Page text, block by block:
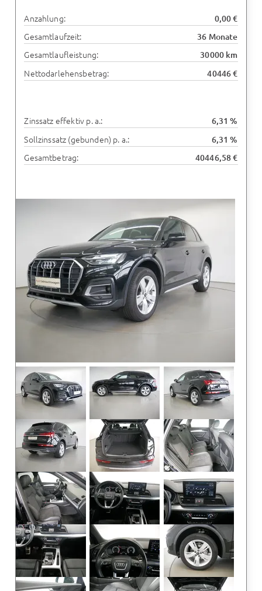
Anzahlung: 0,00 €
Gesamtlaufzeit: 36 Monate
Gesamtlaufleistung: 30000 km
Nettodarlehensbetrag: 40446 €
Zinssatz effektiv p. a.: 6,31 %
Sollzinssatz (gebunden) p. a.: 6,31 %
Gesamtbetrag: 40446,58 €